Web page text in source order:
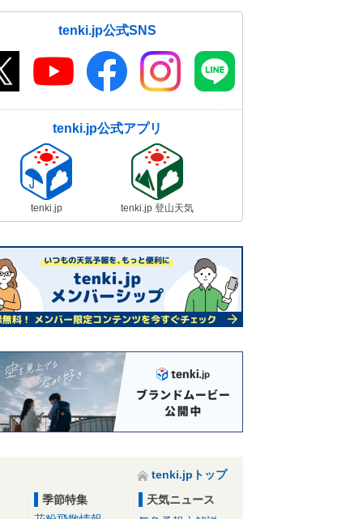
tenki.jp公式SNS
tenki.jp公式アプリ
tenki.jp tenki.jp 登山天気
tenki.jpトップ
季節特集
天気ニュース